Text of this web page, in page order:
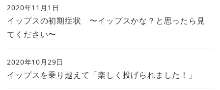
イップスの初期症状 〜イップスかな？と思ったら見
てください〜
2020年11月1日
イップスを乗り越えて「楽しく投げられました！」
2020年10月29日